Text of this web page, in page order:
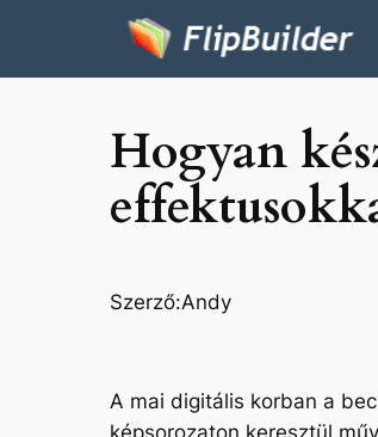
Hogyan
Szerző:Andy
A mai digitális korban a